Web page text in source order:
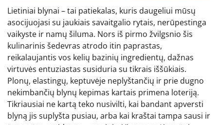
Lietiniai blynai – tai patiekalas, kuris daugeliui mūsų
asocijuojasi su jaukiais savaitgalio rytais, nerūpestinga
vaikyste ir namų šiluma. Nors iš pirmo žvilgsnio šis
kulinarinis šedevras atrodo itin paprastas,
reikalaujantis vos kelių bazinių ingredientų, dažnas
virtuvės entuziastas susiduria su tikrais iššūkiais.
Plonų, elastingų, keptuvėje neplyštančių ir prie dugno
nekimbančių blynų kepimas kartais primena loteriją.
Tikriausiai ne kartą teko nusivilti, kai bandant apversti
blyną jis suplyšta pusiau, arba kai kraštai tampa sausi ir